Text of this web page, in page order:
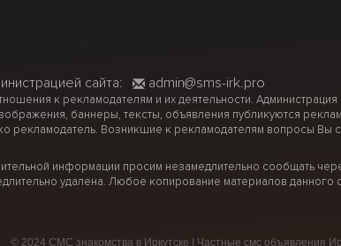
сайта: admin@sms-irk.pro
к рекламодателям и их деятельности.
баннеры, тексты, объявления публикуются
рекламодатель. Возникшие к рекламодателям вопросы Вы
информации просим незамедлительно сообщать
удалена. Любое копирование материалов данного
© 2024 СМС знакомства в Иркутске | Частные смс объявления